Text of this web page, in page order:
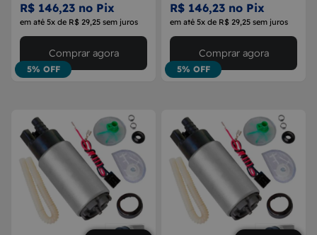
R$ 146,23 no Pix
em até 5x de R$ 29,25 sem juros
5% OFF
Comprar agora
R$ 146,23 no Pix
em até 5x de R$ 29,25 sem juros
5% OFF
Comprar agora